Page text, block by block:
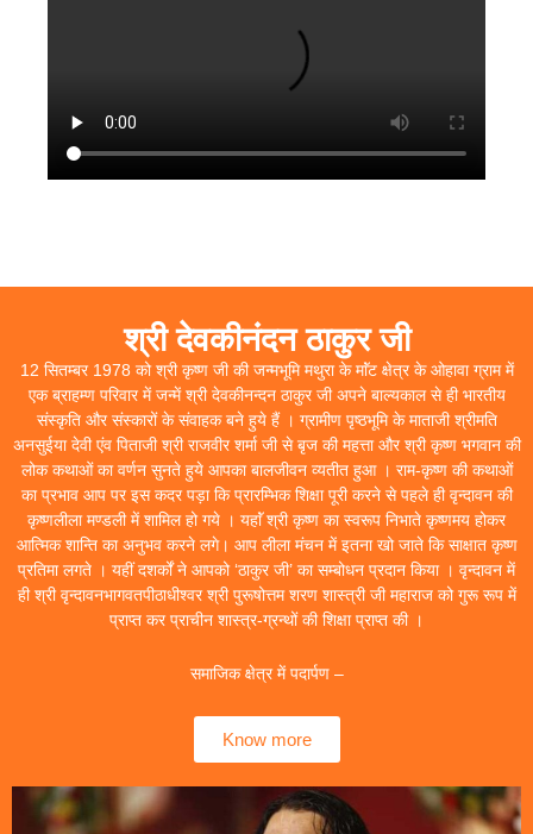
श्री देवकीनंदन ठाकुर जी
12 सितम्बर 1978 को श्री कृष्ण जी की जन्मभूमि मथुरा के माॅंट क्षेत्र के ओहावा ग्राम में
एक ब्राहम्ण परिवार में जन्में श्री देवकीनन्दन ठाकुर जी अपने बाल्यकाल से ही भारतीय
संस्कृति और संस्कारों के संवाहक बने हुये हैं । ग्रामीण पृष्ठभूमि के माताजी श्रीमति
अनसुईया देवी एंव पिताजी श्री राजवीर शर्मा जी से बृज की महत्ता और श्री कृष्ण भगवान की
लोक कथाओं का वर्णन सुनते हुये आपका बालजीवन व्यतीत हुआ । राम-कृष्ण की कथाओं
का प्रभाव आप पर इस कदर पड़ा कि प्रारम्भिक शिक्षा पूरी करने से पहले ही वृन्दावन की
कृष्णलीला मण्डली में शामिल हो गये । यहाॅं श्री कृष्ण का स्वरूप निभाते कृष्णमय होकर
आत्मिक शान्ति का अनुभव करने लगे। आप लीला मंचन में इतना खो जाते कि साक्षात कृष्ण
प्रतिमा लगते । यहीं दशर्कों ने आपको ‘ठाकुर जी’ का सम्बोधन प्रदान किया । वृन्दावन में
ही श्री वृन्दावनभागवतपीठाधीश्वर श्री पुरूषोत्तम शरण शास्त्री जी महाराज को गुरू रूप में
प्राप्त कर प्राचीन शास्त्र-ग्रन्थों की शिक्षा प्राप्त की ।
समाजिक क्षेत्र में पदार्पण –
Know more